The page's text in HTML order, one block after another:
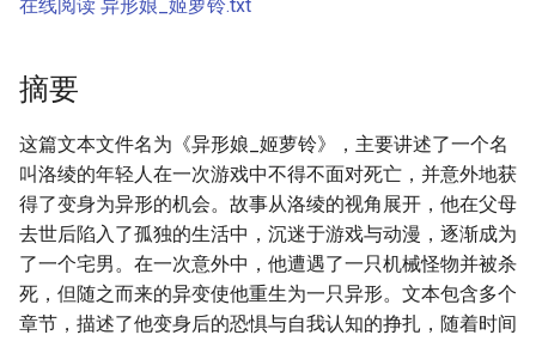
索
在线阅读 异形娘_姬萝铃.txt
摘要
这篇文本文件名为《异形娘_姬萝铃》，主要讲述了一个名
叫洛绫的年轻人在一次游戏中不得不面对死亡，并意外地获
得了变身为异形的机会。故事从洛绫的视角展开，他在父母
去世后陷入了孤独的生活中，沉迷于游戏与动漫，逐渐成为
了一个宅男。在一次意外中，他遭遇了一只机械怪物并被杀
死，但随之而来的异变使他重生为一只异形。文本包含多个
章节，描述了他变身后的恐惧与自我认知的挣扎，随着时间